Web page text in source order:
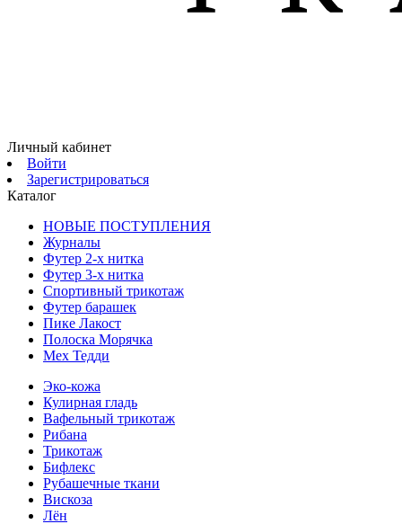
Личный кабинет
Войти
Зарегистрироваться
Каталог
НОВЫЕ ПОСТУПЛЕНИЯ
Журналы
Футер 2-х нитка
Футер 3-х нитка
Спортивный трикотаж
Футер барашек
Пике Лакост
Полоска Морячка
Мех Тедди
Эко-кожа
Кулирная гладь
Вафельный трикотаж
Рибана
Трикотаж
Бифлекс
Рубашечные ткани
Вискоза
Лён